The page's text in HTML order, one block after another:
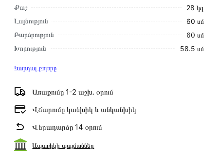
Քաշ
28 կգ
Լայնություն
60 սմ
Բարձրություն
60 սմ
Խորություն
58․5 սմ
Կարդալ բոլորը
Առաքումը 1-2 աշխ․ օրում
Վճարումը կանխիկ և անկանխիկ
Վերադարձը 14 օրում
Ապառիկի պայմաններ